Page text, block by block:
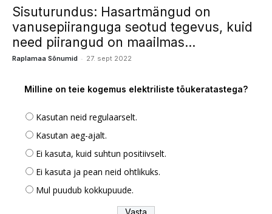
Sisuturundus: Hasartmängud on
vanusepiiranguga seotud tegevus, kuid
need piirangud on maailmas...
Raplamaa Sõnumid - 27. sept 2022
Milline on teie kogemus elektriliste tõukeratastega?
Kasutan neid regulaarselt.
Kasutan aeg-ajalt.
Ei kasuta, kuid suhtun positiivselt.
Ei kasuta ja pean neid ohtlikuks.
Mul puudub kokkupuude.